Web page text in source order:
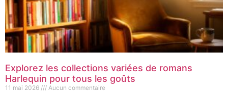
Explorez les collections variées de romans
Harlequin pour tous les goûts
11 mai 2026 Aucun commentaire